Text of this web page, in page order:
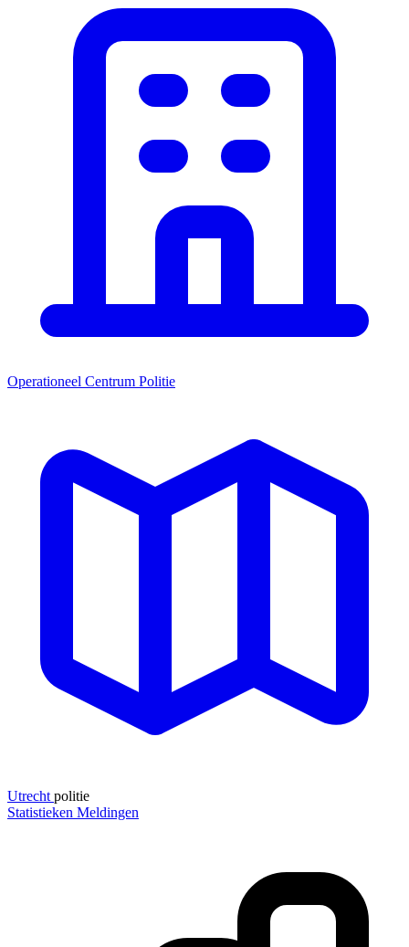
Operationeel Centrum Politie
Utrecht politie
Statistieken Meldingen